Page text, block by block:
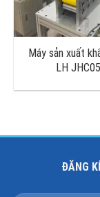
Máy sản xuất
LH
ĐĂNG